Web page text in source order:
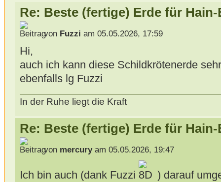
Re: Beste (fertige) Erde für
von Fuzzi am 05.05.2026, 17:59
Hi,
auch ich kann diese Schildkrötenerde
ebenfalls lg Fuzzi
In der Ruhe liegt die Kraft
Re: Beste (fertige) Erde für
von mercuryam 05.05.2026, 19:47
Ich bin auch (dank Fuzzi
) darauf